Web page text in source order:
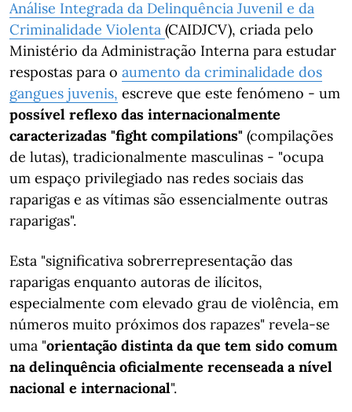
Análise Integrada da Delinquência Juvenil e da
Criminalidade Violenta (CAIDJCV), criada pelo
Ministério da Administração Interna para estudar
respostas para o aumento da criminalidade dos
gangues juvenis, escreve que este fenómeno - um
possível reflexo das internacionalmente
caracterizadas "fight compilations" (compilações
de lutas), tradicionalmente masculinas - "ocupa
um espaço privilegiado nas redes sociais das
raparigas e as vítimas são essencialmente outras
raparigas".
Esta "significativa sobrerrepresentação das
raparigas enquanto autoras de ilícitos,
especialmente com elevado grau de violência, em
números muito próximos dos rapazes" revela-se
uma "orientação distinta da que tem sido comum
na delinquência oficialmente recenseada a nível
nacional e internacional".